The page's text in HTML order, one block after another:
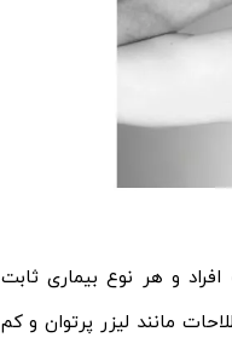
و هر نوع بیماری ثابت
مانند لیزر پرتوان و کم